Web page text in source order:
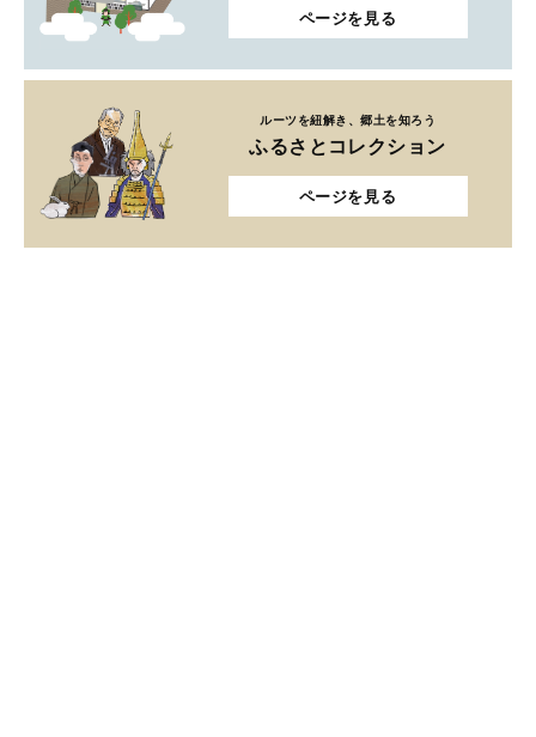
ページを見る
ルーツを紐解き、郷土を知ろう
ふるさとコレクション
ページを見る